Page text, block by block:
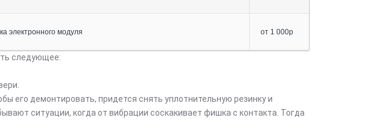
электронного модуля от 1 000р
следующее:
его демонтировать, придется снять уплотнительную резинку и
ситуации, когда от вибрации соскакивает фишка с контакта. Тогда